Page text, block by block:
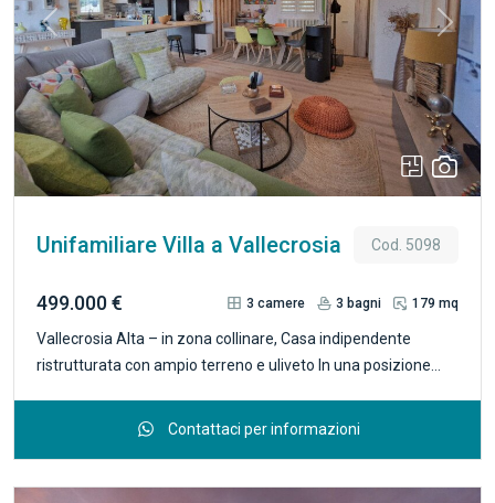
in legno, cucina open- space, due camere da letto, due bagni
ed un angolo studio; al livello inferiore, si trova un secondo
appartamento ideale per gli ospiti con soggiorno, angolo
cottura, una camera da letto, un bagno, ripostiglio, una
lavanderia e il locale tecnico; completa la proprietà un
garage doppio. R.4702
Previous Next
Unifamiliare Villa a Vallecrosia Cod. 5098
499.000 € 3camere 3 bagni 179 mq
Vallecrosia Alta – in zona collinare, Casa indipendente
ristrutturata con ampio terreno e uliveto In una posizione
dal mare, proponiamo in vendita una casa indipendente di
Contattaci per informazioni